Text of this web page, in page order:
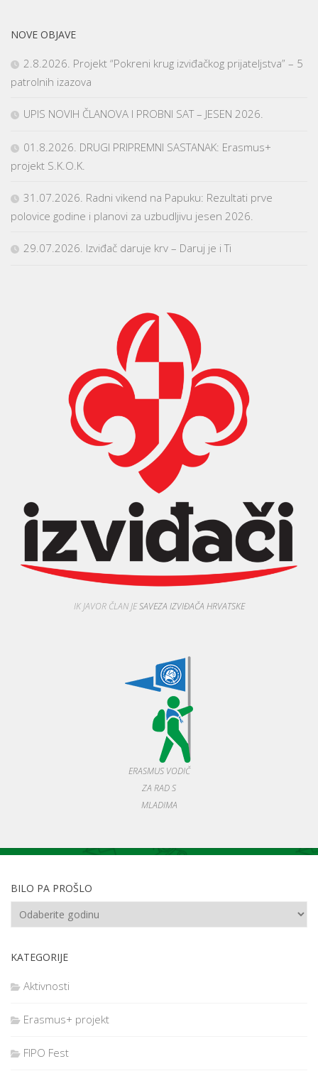
NOVE OBJAVE
2.8.2026. Projekt “Pokreni krug izviđačkog prijateljstva” – 5
patrolnih izazova
UPIS NOVIH ČLANOVA I PROBNI SAT – JESEN 2026.
01.8.2026. DRUGI PRIPREMNI SASTANAK: Erasmus+
projekt S.K.O.K.
31.07.2026. Radni vikend na Papuku: Rezultati prve
polovice godine i planovi za uzbudljivu jesen 2026.
29.07.2026. Izviđač daruje krv – Daruj je i Ti
IK JAVOR ČLAN JESAVEZA IZVIĐAČA HRVATSKE
ERASMUS VODIČ
ZA RAD S
MLADIMA
BILO PA PROŠLO
KATEGORIJE
Aktivnosti
Erasmus+ projekt
FIPO Fest